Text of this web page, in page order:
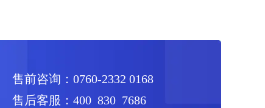
售前咨询：0760-2332 0168
售后客服：400 830 7686